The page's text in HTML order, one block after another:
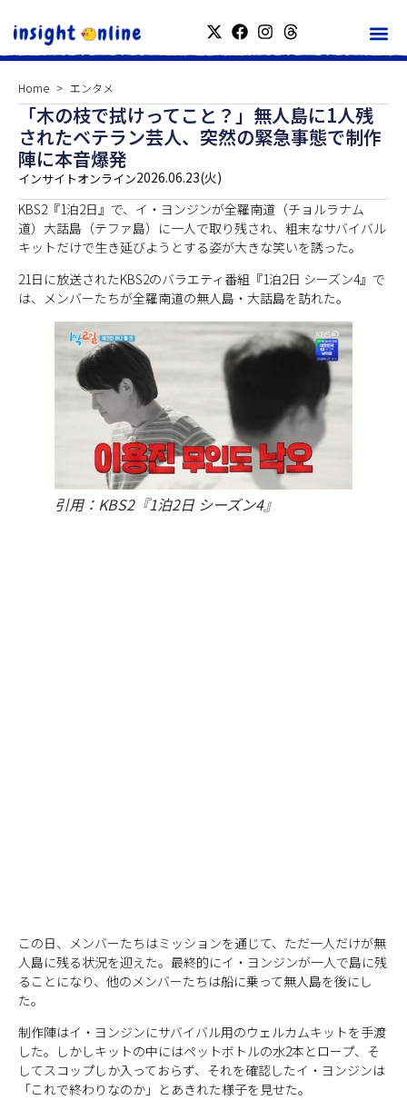
Home エンタメ
「木の枝で拭けってこと？」無人島に1人残
されたベテラン芸人、突然の緊急事態で制作
陣に本音爆発
インサイトオンライン2026.06.23(火)
KBS2『1泊2日』で、イ・ヨンジンが全羅南道（チョルラナム
道）大話島（テファ島）に一人で取り残され、粗末なサバイバル
キットだけで生き延びようとする姿が大きな笑いを誘った。
21日に放送されたKBS2のバラエティ番組『1泊2日 シーズン4』で
は、メンバーたちが全羅南道の無人島・大話島を訪れた。
引用：KBS2『1泊2日 シーズン4』
この日、メンバーたちはミッションを通じて、ただ一人だけが無
人島に残る状況を迎えた。最終的にイ・ヨンジンが一人で島に残
ることになり、他のメンバーたちは船に乗って無人島を後にし
た。
制作陣はイ・ヨンジンにサバイバル用のウェルカムキットを手渡
した。しかしキットの中にはペットボトルの水2本とロープ、そ
してスコップしか入っておらず、それを確認したイ・ヨンジンは
「これで終わりなのか」とあきれた様子を見せた。